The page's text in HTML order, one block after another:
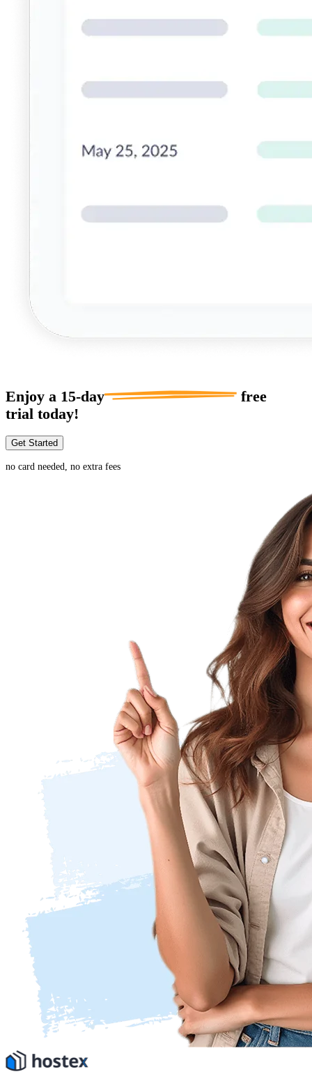
Enjoy a 15-day
free
trial today!
Get Started
no card needed, no extra fees